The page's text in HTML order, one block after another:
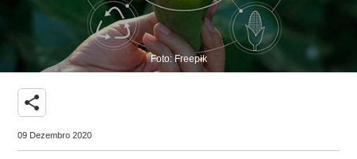
Foto: Freepik
share
09 Dezembro 2020